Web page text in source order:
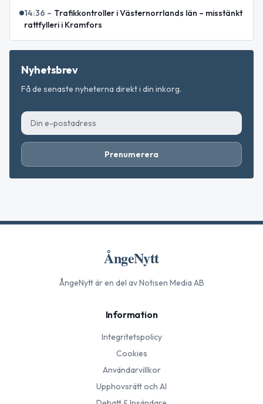
14:36 – Trafikkontroller i Västernorrlands län – misstänkt
rattfylleri i Kramfors
Nyhetsbrev
Få de senaste nyheterna direkt i din inkorg.
Prenumerera
ÅngeNytt
ÅngeNyttär en del av Notisen Media AB
Information
Integritetspolicy
Cookies
Användarvillkor
Upphovsrätt och AI